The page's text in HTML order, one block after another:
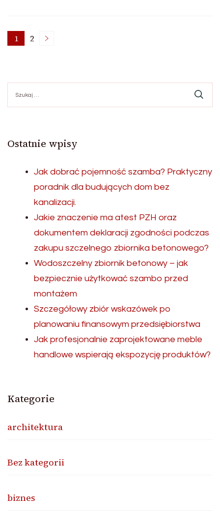
Stronicowanie
wpisów
Strona
1 Strona
2
Ostatnie wpisy
Jak dobrać pojemność szamba? Praktyczny
poradnik dla budujących dom bez
kanalizacji.
Jakie znaczenie ma atest PZH oraz
dokumentem deklaracji zgodności podczas
zakupu szczelnego zbiornika betonowego?
Wodoszczelny zbiornik betonowy – jak
bezpiecznie użytkować szambo przed
montażem
Szczegółowy zbiór wskazówek po
planowaniu finansowym przedsiębiorstwa
Jak profesjonalnie zaprojektowane meble
handlowe wspierają ekspozycję produktów?
Kategorie
architektura
Bez kategorii
biznes